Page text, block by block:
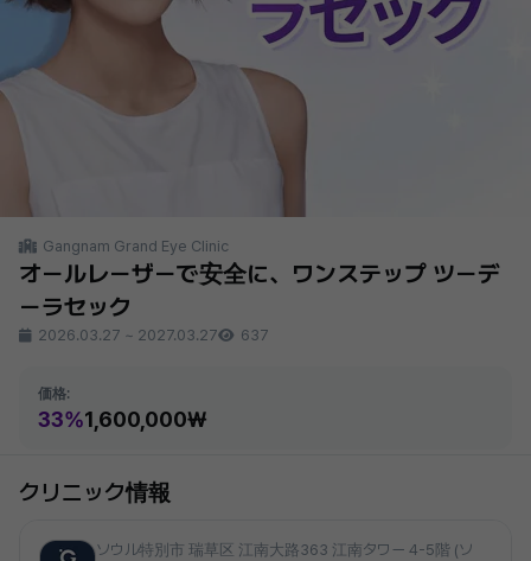
Gangnam Grand Eye Clinic
オールレーザーで安全に、ワンステップ ツーデ
ーラセック
2026.03.27 ~ 2027.03.27 637
価格:
33%1,600,000₩
クリニック情報
ソウル特別市 瑞草区 江南大路363 江南タワー 4-5階 (ソ